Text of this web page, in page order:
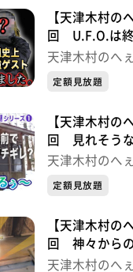
【天津木村の
回 U.F.O.は
た。 UFOの
天津木村のへ
定額見放題
【天津木村の
回 見れそう
UFOシリーズ①
天津木村のへ
定額見放題
【天津木村の
回 神々から
ヌシリーズ⑤完
天津木村のへ